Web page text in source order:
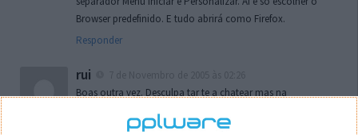
Browser predefinido. E tudo abrirá como Firefox.
Responder
rui
Boas outra vez. Desculpa tar te a chatear mas na
o firefox como browser predefenido